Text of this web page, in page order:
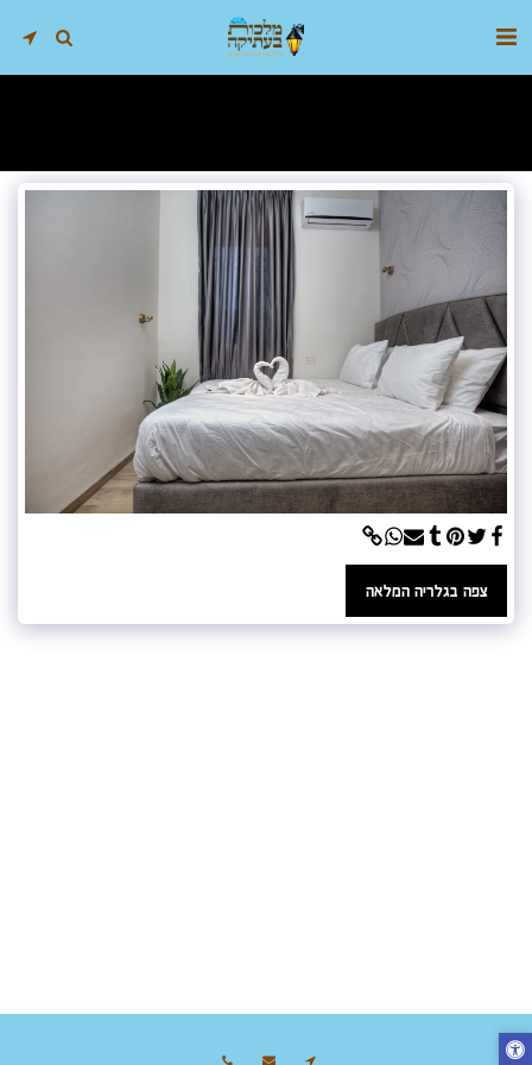
צפה בגלריה המלאה